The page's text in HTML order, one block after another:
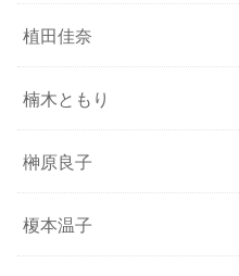
植田佳奈
楠木ともり
榊原良子
榎本温子